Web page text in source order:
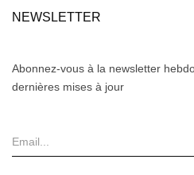
NEWSLETTER
Abonnez-vous à la newsletter
dernières mises à jour